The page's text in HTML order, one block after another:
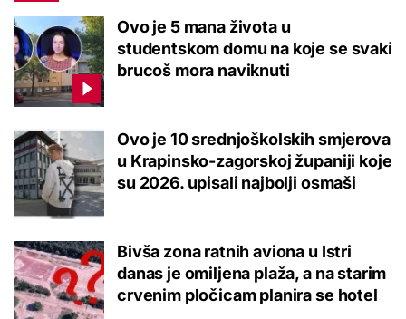
Ovo je 5 mana života u
studentskom domu na koje se svaki
brucoš mora naviknuti
Ovo je 10 srednjoškolskih smjerova
u Krapinsko-zagorskoj županiji koje
su 2026. upisali najbolji osmaši
Bivša zona ratnih aviona u Istri
danas je omiljena plaža, a na starim
crvenim pločicam planira se hotel